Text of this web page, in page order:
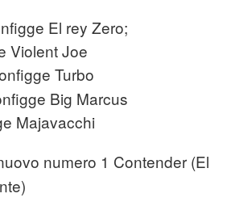
El rey Zero;
Violent Joe
Turbo
Big Marcus
Majavacchi
numero 1 Contender (El